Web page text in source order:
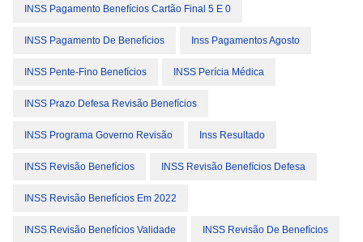
INSS Pagamento Benefícios Cartão Final 5 E 0
INSS Pagamento De Benefícios Inss Pagamentos Agosto
INSS Pente-Fino Benefícios INSS Perícia Médica
INSS Prazo Defesa Revisão Benefícios
INSS Programa Governo Revisão Inss Resultado
INSS Revisão Benefícios INSS Revisão Benefícios Defesa
INSS Revisão Benefícios Em 2022
INSS Revisão Benefícios Validade INSS Revisão De Benefícios